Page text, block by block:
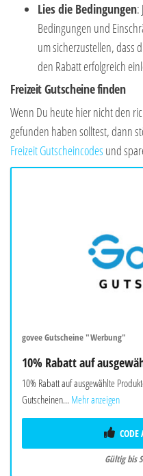
Lies die Bedingungen:
Bedingungen und
um sicherzustellen, dass
den Rabatt erfolgreich
Freizeit Gutscheine finden
Wenn Du heute hier nicht den
gefunden haben solltest, dann
Freizeit Gutscheincodes und
govee Gutscheine "Werbung"
10% Rabatt auf
10% Rabatt auf ausgewählte
Gutscheinen... Mehr anzeigen
CODE
Gültig bis